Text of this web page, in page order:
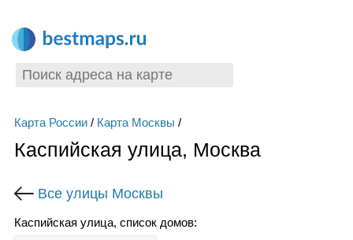
Карта России/ Карта Москвы /
Каспийская улица, Москва
Все улицы Москвы
Каспийская улица, список домов: